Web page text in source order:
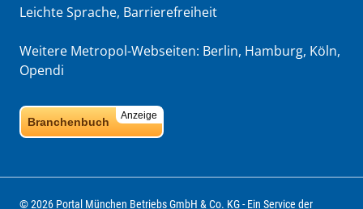
Leichte Sprache, Barrierefreiheit
Weitere Metropol-Webseiten: Berlin, Hamburg, Köln,
Opendi
Anzeige
Branchenbuch
© 2026 Portal München Betriebs GmbH & Co. KG - Ein Service der